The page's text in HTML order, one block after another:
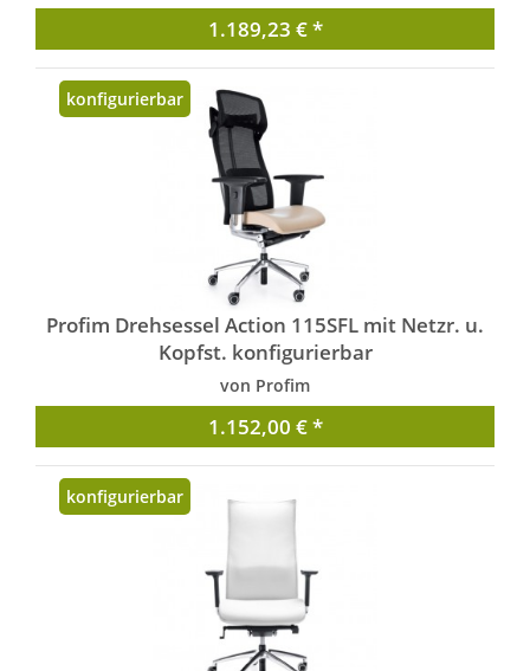
1.189,23 € *
Profim Drehsessel Action 115SFL mit Netzr. u.
Kopfst. konfigurierbar
von Profim
konfigurierbar
1.152,00 € *
konfigurierbar